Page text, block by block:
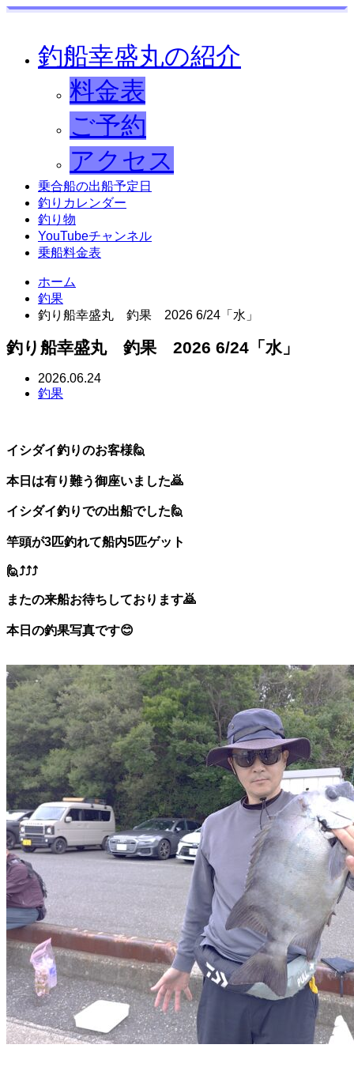
釣船幸盛丸の紹介
料金表
ご予約
アクセス
乗合船の出船予定日
釣りカレンダー
釣り物
YouTubeチャンネル
乗船料金表
ホーム
釣果
釣り船幸盛丸 釣果 2026 6/24「水」
釣り船幸盛丸 釣果 2026 6/24「水」
2026.06.24
釣果
イシダイ釣りのお客様🙋
本日は有り難う御座いました🙇
イシダイ釣りでの出船でした🙋
竿頭が3匹釣れて船内5匹ゲット
🙋⤴️⤴️⤴️
またの来船お待ちしております🙇
本日の釣果写真です😊